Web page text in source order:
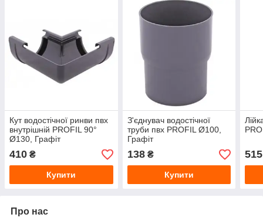
Кут водостічної ринви пвх
внутрішній PROFIL 90°
Ø130, Графіт
410 ₴
Купити
З'єднувач водостічної
труби пвх PROFIL Ø100,
Графіт
138₴
Купити
515
Про нас